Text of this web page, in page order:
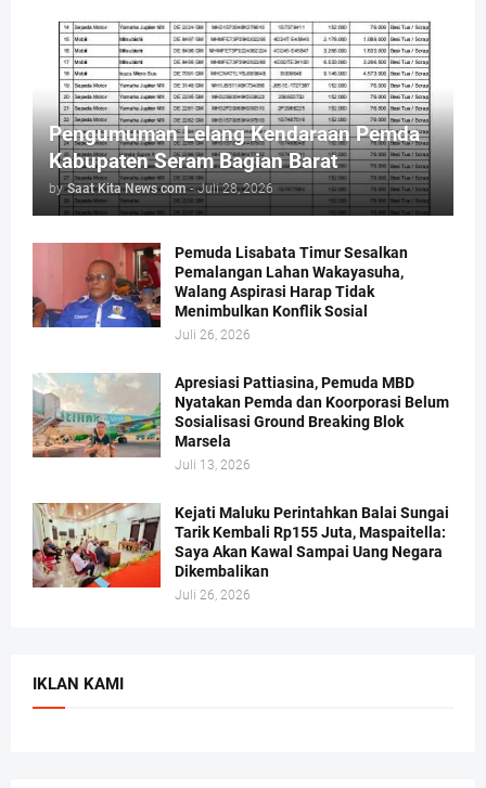
Pengumuman Lelang Kendaraan Pemda
Kabupaten Seram Bagian Barat
by Saat Kita News com - Juli 28, 2026
Pemuda Lisabata Timur Sesalkan
Pemalangan Lahan Wakayasuha,
Walang Aspirasi Harap Tidak
Menimbulkan Konflik Sosial
Juli 26, 2026
Apresiasi Pattiasina, Pemuda MBD
Nyatakan Pemda dan Koorporasi Belum
Sosialisasi Ground Breaking Blok
Marsela
Juli 13, 2026
Kejati Maluku Perintahkan Balai Sungai
Tarik Kembali Rp155 Juta, Maspaitella:
Saya Akan Kawal Sampai Uang Negara
Dikembalikan
Juli 26, 2026
IKLAN KAMI